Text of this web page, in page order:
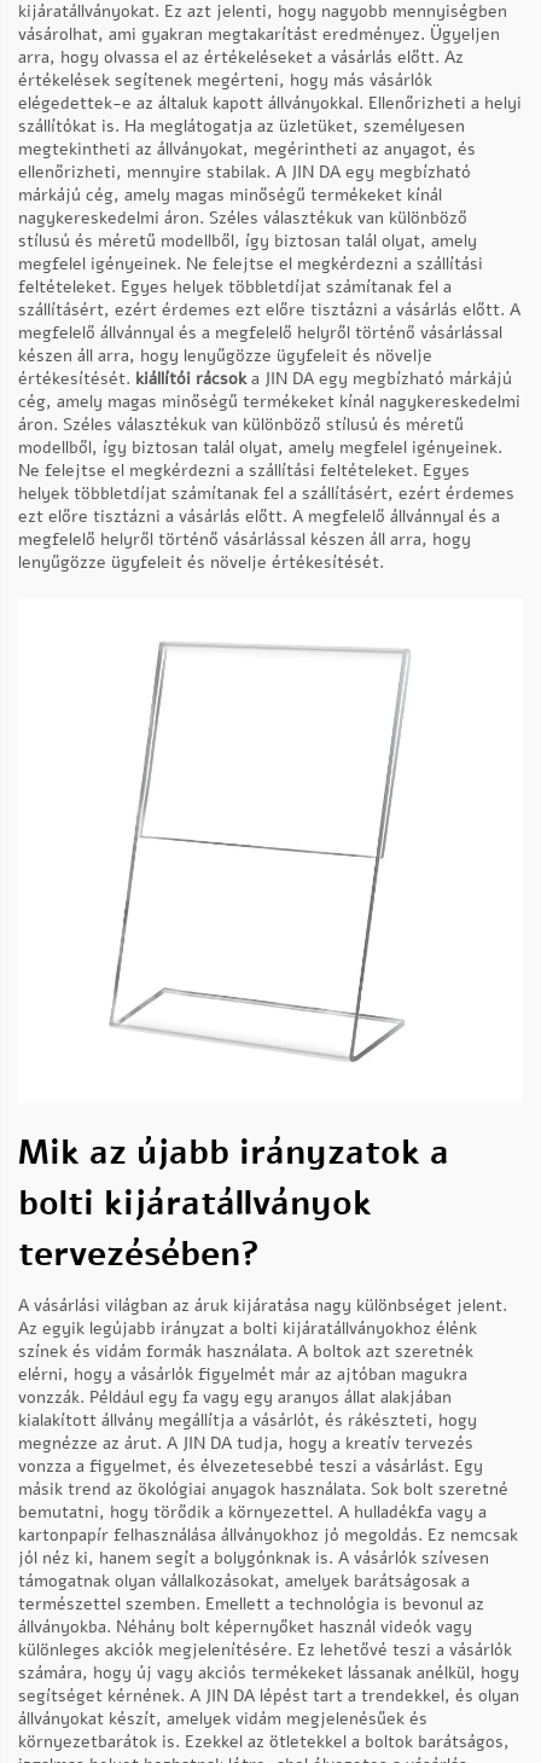
kijáratállványokat. Ez azt jelenti, hogy nagyobb mennyiségben
vásárolhat, ami gyakran megtakarítást eredményez. Ügyeljen
arra, hogy olvassa el az értékeléseket a vásárlás előtt. Az
értékelések segítenek megérteni, hogy más vásárlók
elégedettek-e az általuk kapott állványokkal. Ellenőrizheti a helyi
szállítókat is. Ha meglátogatja az üzletüket, személyesen
megtekintheti az állványokat, megérintheti az anyagot, és
ellenőrizheti, mennyire stabilak. A JIN DA egy megbízható
márkájú cég, amely magas minőségű termékeket kínál
nagykereskedelmi áron. Széles választékuk van különböző
stílusú és méretű modellből, így biztosan talál olyat, amely
megfelel igényeinek. Ne felejtse el megkérdezni a szállítási
feltételeket. Egyes helyek többletdíjat számítanak fel a
szállításért, ezért érdemes ezt előre tisztázni a vásárlás előtt. A
megfelelő állvánnyal és a megfelelő helyről történő vásárlással
készen áll arra, hogy lenyűgözze ügyfeleit és növelje
értékesítését. kiállítói rácsoka JIN DA egy megbízható márkájú
cég, amely magas minőségű termékeket kínál nagykereskedelmi
áron. Széles választékuk van különböző stílusú és méretű
modellből, így biztosan talál olyat, amely megfelel igényeinek.
Ne felejtse el megkérdezni a szállítási feltételeket. Egyes
helyek többletdíjat számítanak fel a szállításért, ezért érdemes
ezt előre tisztázni a vásárlás előtt. A megfelelő állvánnyal és a
megfelelő helyről történő vásárlással készen áll arra, hogy
lenyűgözze ügyfeleit és növelje értékesítését.
Mik az újabb irányzatok a
bolti kijáratállványok
tervezésében?
A vásárlási világban az áruk kijáratása nagy különbséget jelent.
Az egyik legújabb irányzat a bolti kijáratállványokhoz élénk
színek és vidám formák használata. A boltok azt szeretnék
elérni, hogy a vásárlók figyelmét már az ajtóban magukra
vonzzák. Például egy fa vagy egy aranyos állat alakjában
kialakított állvány megállítja a vásárlót, és rákészteti, hogy
megnézze az árut. A JIN DA tudja, hogy a kreatív tervezés
vonzza a figyelmet, és élvezetesebbé teszi a vásárlást. Egy
másik trend az ökológiai anyagok használata. Sok bolt szeretné
bemutatni, hogy törődik a környezettel. A hulladékfa vagy a
kartonpapír felhasználása állványokhoz jó megoldás. Ez nemcsak
jól néz ki, hanem segít a bolygónknak is. A vásárlók szívesen
támogatnak olyan vállalkozásokat, amelyek barátságosak a
természettel szemben. Emellett a technológia is bevonul az
állványokba. Néhány bolt képernyőket használ videók vagy
különleges akciók megjelenítésére. Ez lehetővé teszi a vásárlók
számára, hogy új vagy akciós termékeket lássanak anélkül, hogy
segítséget kérnének. A JIN DA lépést tart a trendekkel, és olyan
állványokat készít, amelyek vidám megjelenésűek és
környezetbarátok is. Ezekkel az ötletekkel a boltok barátságos,